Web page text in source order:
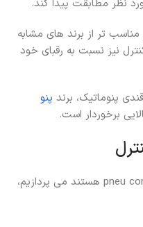
نظر مطابقت پیدا کند.
بسیار مناسب تر از برند های مشابه
40 باری پنو کنترل نیز نسبت به رقبای خود
پنوماتیک، برند پنو
برخوردار است.
به برخی از برند هایی که مشابه pneu control هستند می پردازیم،